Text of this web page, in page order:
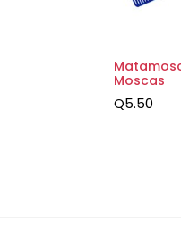
Moscas
Q5.50